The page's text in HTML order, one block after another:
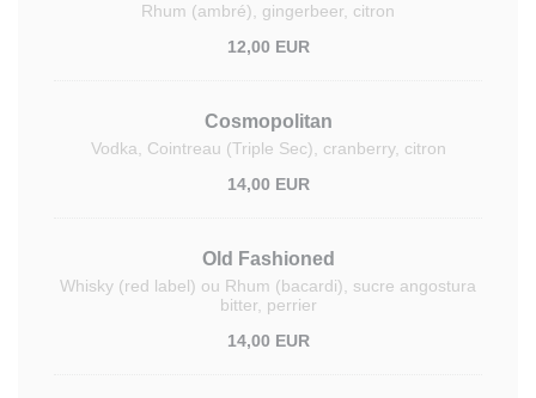
Rhum (ambré), gingerbeer, citron
12,00 EUR
Cosmopolitan
Vodka, Cointreau (Triple Sec), cranberry, citron
14,00 EUR
Old Fashioned
Whisky (red label) ou Rhum (bacardi), sucre angostura
bitter, perrier
14,00 EUR